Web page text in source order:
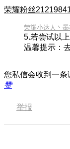
荣耀粉丝
荣耀小达人丶
5.若尝试以
温馨提示：
您私信会收到一条
赞
举报